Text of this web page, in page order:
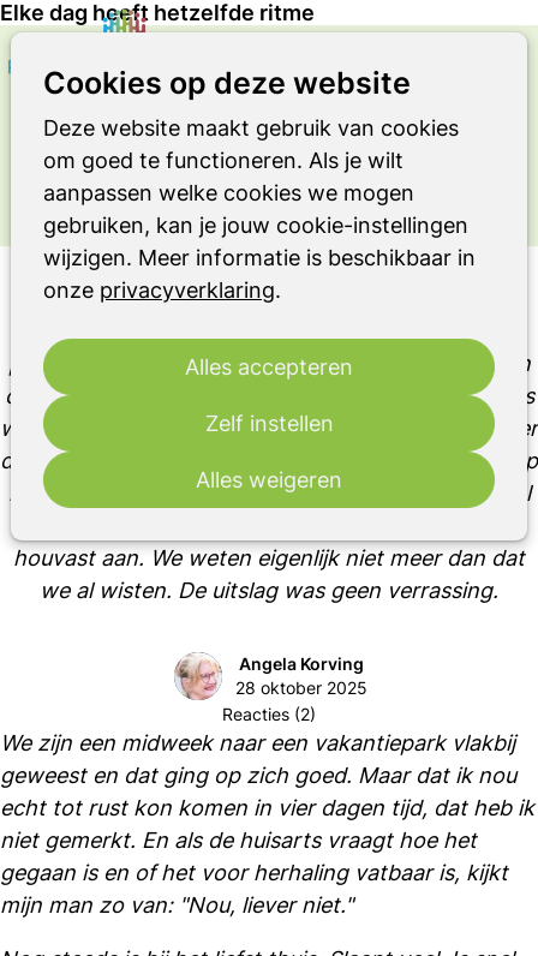
Cookies op deze website
Deze website maakt gebruik van cookies
om goed te functioneren. Als je wilt
aanpassen welke cookies we mogen
gebruiken, kan je jouw cookie-instellingen
wijzigen. Meer informatie is beschikbaar in
onze privacyverklaring.
Alles accepteren
Zelf instellen
Alles weigeren
Elke dag heeft hetzelfde ritme
OVER LEVEN MET DE ZIEKTE VAN
PARKINSONISME OF RBD
Ervaringsverhaal
Elke dag heeft hetzelfde ritme
psychologische test. Zijn aandacht en tempo zitten
op stoornisniveau. Geheugen en executieve functies
waren zeer wisselend. De kans op dementie is groter
dan bij gezonde mensen, maar dat treedt meestal op
in het laatste traject van de ziekte. Wanneer dat zal
houvast aan. We weten eigenlijk niet meer dan dat
we al wisten. De uitslag was geen verrassing.
Angela Korving
28 oktober 2025
Reacties (2)
We zijn een midweek naar een vakantiepark vlakbij
geweest en dat ging op zich goed. Maar dat ik nou
echt tot rust kon komen in vier dagen tijd, dat heb ik
niet gemerkt. En als de huisarts vraagt hoe het
gegaan is en of het voor herhaling vatbaar is, kijkt
mijn man zo van: "Nou, liever niet."